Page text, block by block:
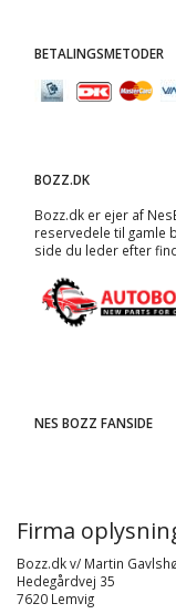
BETALINGSMETODER
BOZZ.DK
Bozz.dk er ejer af
reservedele til gamle
side du leder efter
NES BOZZ FANSIDE
Firma
Bozz.dk v/ Martin
Hedegårdvej 35
7620 Lemvig